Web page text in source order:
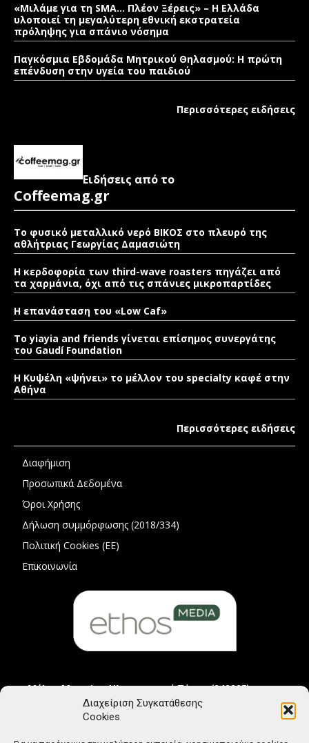
Διαχείριση Συγκατάθεσης
Cookies
«Μιλάμε για τη SMA… Πλέον Ξέρεις» – Η Ελλάδα
υλοποιεί τη μεγαλύτερη εθνική εκστρατεία
πρόληψης για σπάνιο νόσημα
Παγκόσμια Εβδομάδα Μητρικού Θηλασμού: Η πρώτη
επένδυση στην υγεία του παιδιού
Περισσότερες ειδήσεις
Ειδήσεις από το
Coffeemag.gr
Το φυσικό μεταλλικό νερό ΒΙΚΟΣ στο πλευρό της
αθλήτριας Γεωργίας Δαμασιώτη
Η κερδοφορία των third-wave roasters πηγάζει από
τα χαρμάνια, όχι από τις σπάνιες μικροπαρτίδες
Η επανάσταση του «Low Caf»
To yiayia and friends γίνεται επίσημος συνεργάτης
του Gaudí Foundation
Η Κυψέλη «ψήνει» το μέλλον του specialty καφέ στην
Αθήνα
Περισσότερες ειδήσεις
Διαφήμιση
Προσωπικά Δεδομένα
Όροι Χρήσης
Δήλωση συμμόρφωσης (2018/334)
Πολιτική Cookies (ΕΕ)
Επικοινωνία
Μέλος Μητρώου Ηλεκτρονικού Τύπου (242225)